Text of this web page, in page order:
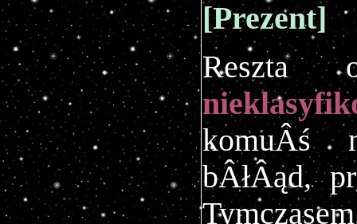
[Prezent]
Reszta
komuÂś
bÂłÂąd,